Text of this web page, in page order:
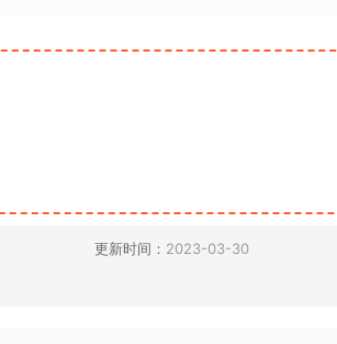
更新时间： 2023-03-30